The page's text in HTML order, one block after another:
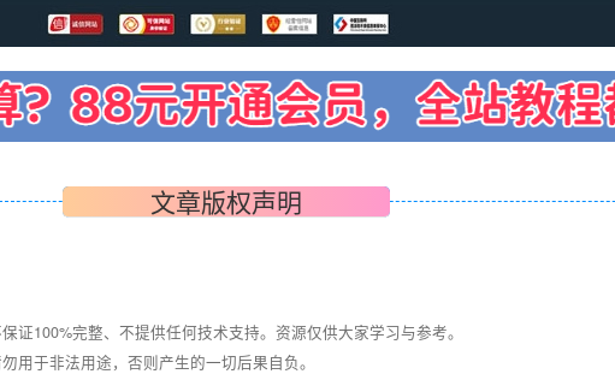
文章版权声明
证100%完整、不提供任何技术支持。资源仅供大家学习与参考。
用于非法用途，否则产生的一切后果自负。